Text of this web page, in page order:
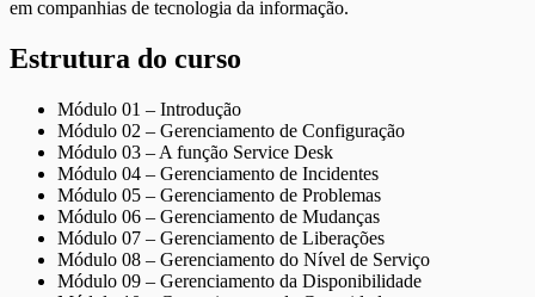
em companhias de tecnologia da informação.
Estrutura do curso
Módulo 01 – Introdução
Módulo 02 – Gerenciamento de Configuração
Módulo 03 – A função Service Desk
Módulo 04 – Gerenciamento de Incidentes
Módulo 05 – Gerenciamento de Problemas
Módulo 06 – Gerenciamento de Mudanças
Módulo 07 – Gerenciamento de Liberações
Módulo 08 – Gerenciamento do Nível de Serviço
Módulo 09 – Gerenciamento da Disponibilidade